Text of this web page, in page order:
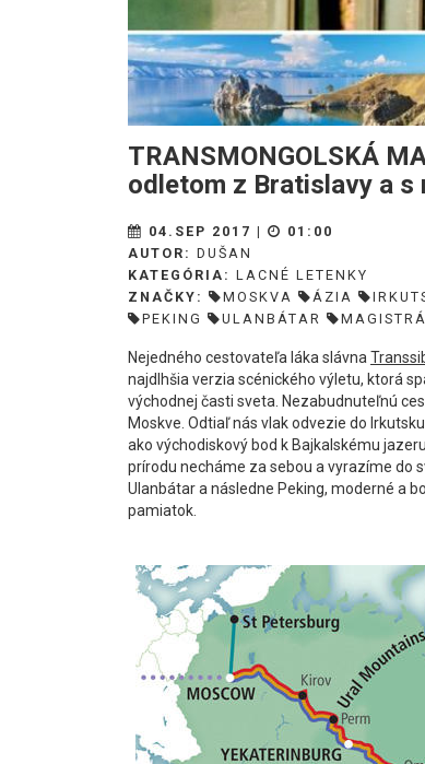
TRANSMONGOLSKÁ
odletom z Bratislavy a s
04.SEP 2017 |
01:00
AUTOR: DUŠAN
KATEGÓRIA: LACNÉ LETENKY
ZNAČKY:
MOSKVA ÁZIA
PEKING
ULANBÁTAR
Nejedného cestovateľa láka slávna
najdlhšia verzia scénického výletu, ktorá
východnej časti sveta. Nezabudnuteľnú
Moskve. Odtiaľ nás vlak odvezie do
ako východiskový bod k Bajkalskému
prírodu necháme za sebou a vyrazíme do
Ulanbátar a následne Peking, moderné a
pamiatok.